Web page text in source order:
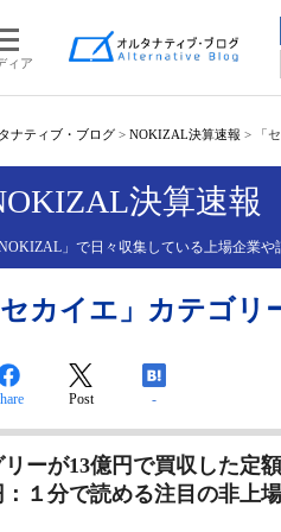
ィア
ナティブ・ブログ > NOKIZAL決算速報 > 「
決算速報
NOKIZAL」で日々収集している上場企業
セカイエ」カテゴリ
Post -
リーが13億円で買収した定
：１分で読める注目の非上